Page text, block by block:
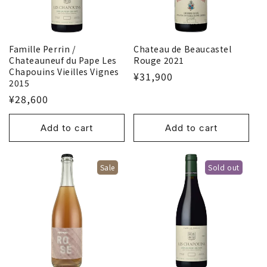
Famille Perrin /
Chateauneuf du Pape Les
Chapouins Vieilles Vignes
2015
¥28,600
Add to cart
Chateau de Beaucastel
Rouge 2021
¥31,900
Add to cart
Sale Sold out